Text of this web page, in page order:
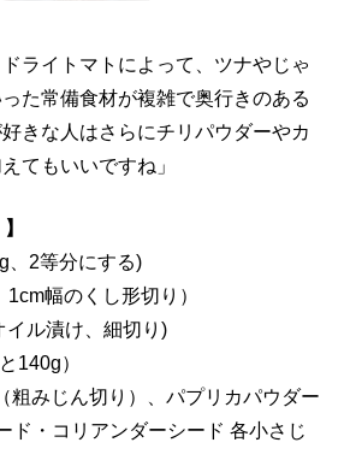
ライトマトによって、ツナやじゃ
た常備食材が複雑で奥行きのある
きな人はさらにチリパウダーやカ
てもいいですね」
、2等分にする)
幅のくし形切り）
イル漬け、細切り)
140g）
粗みじん切り）、パプリカパウダー
ド・コリアンダーシード 各小さじ